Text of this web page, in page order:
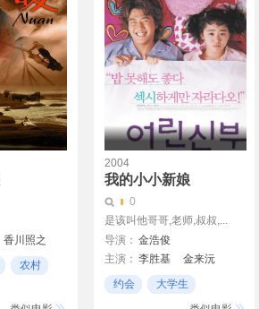
香川照之
农村
2004
我的小小新娘
0
是该叫他哥哥,老师,叔叔,...
导演： 金浩俊
主演： 李胜基
金来沅
文根英
金浦劲
金仁文
约会
大学生